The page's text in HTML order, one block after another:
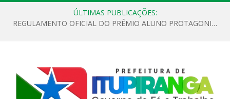
ÚLTIMAS PUBLICAÇÕES:
REGULAMENTO OFICIAL DO PRÊMIO ALUNO PROTAGONISTA – EDIÇÃO 2026